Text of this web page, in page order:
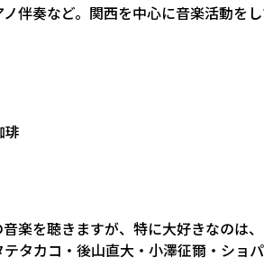
伴奏など。関西を中心に音楽活動を
琲
楽を聴きますが、特に大好きなのは
タカコ・後山直大・小澤征爾・ショ